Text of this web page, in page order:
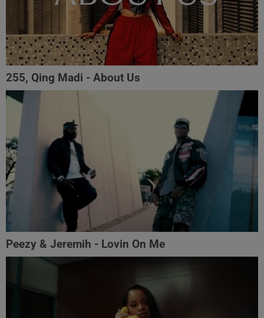
255, Qing Madi - About Us
Peezy & Jeremih - Lovin On Me